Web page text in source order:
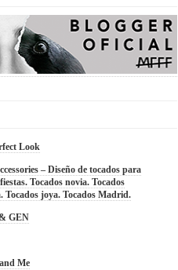
Look
– Diseño de tocados para
Tocados novia. Tocados
Tocados joya. Tocados Madrid.
GEN
Me